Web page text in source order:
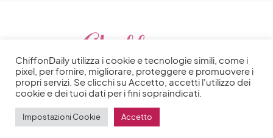
ChiffonDaily utilizza i cookie e tecnologie simili, come i
pixel, per fornire, migliorare, proteggere e promuovere i
propri servizi. Se clicchi su Accetto, accetti l'utilizzo dei
cookie e dei tuoi dati per i fini sopraindicati.
Impostazioni Cookie Accetto